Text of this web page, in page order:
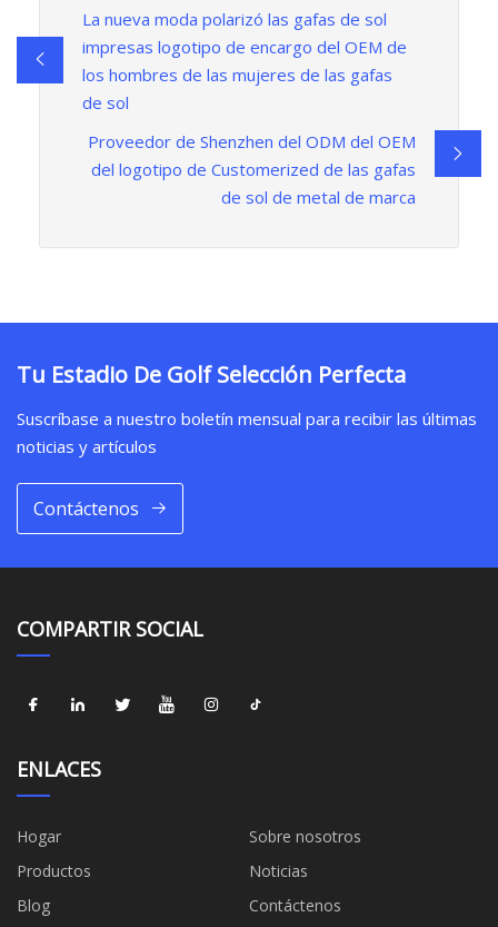
La nueva moda polarizó las gafas de sol
impresas logotipo de encargo del OEM de
los hombres de las mujeres de las gafas
de sol
Proveedor de Shenzhen del ODM del OEM
del logotipo de Customerized de las gafas
de sol de metal de marca
Tu Estadio De Golf Selección Perfecta
Suscríbase a nuestro boletín mensual para recibir las últimas
noticias y artículos
Contáctenos
COMPARTIR SOCIAL
ENLACES
Hogar
Sobre nosotros
Productos
Noticias
Blog
Contáctenos